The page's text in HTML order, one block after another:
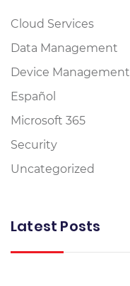
Cloud Services
Data Management
Device Management
Español
Microsoft 365
Security
Uncategorized
Latest Posts